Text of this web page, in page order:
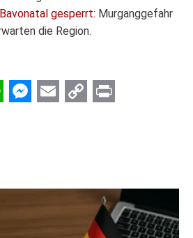
gesperrt: Murganggefahr
die Region.